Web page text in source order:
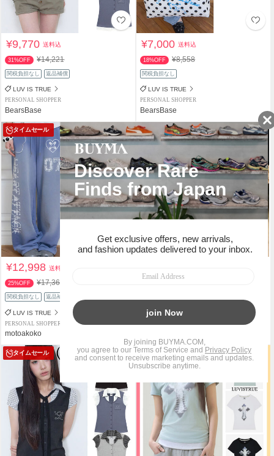
¥9,770送料込
31%OFF ¥14,221
関税負担なし 返品補償
LUV IS TRUE
PERSONAL SHOPPER
BearsBase
¥7,000送料込
18%OFF ¥8,558
関税負担なし
LUV IS TRUE
PERSONAL SHOPPER
BearsBase
タイムセール
¥12,998送料込
25%OFF ¥17,367
関税負担なし 返品補償
LUV IS TRUE
PERSONAL SHOPPER
motoakoko
タイムセール
LUV IS TRUE
タイムセール